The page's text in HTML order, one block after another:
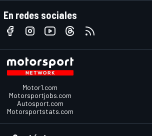
En redes sociales
Motor1.com
Motorsportjobs.com
Autosport.com
Motorsportstats.com